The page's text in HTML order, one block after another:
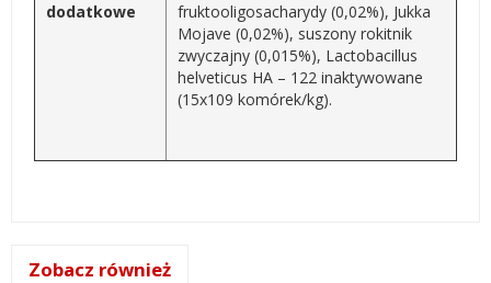
dodatkowe
fruktooligosacharydy (0,02%), Jukka
Mojave (0,02%), suszony rokitnik
zwyczajny (0,015%), Lactobacillus
helveticus HA – 122 inaktywowane
(15x109 komórek/kg).
Zobacz również